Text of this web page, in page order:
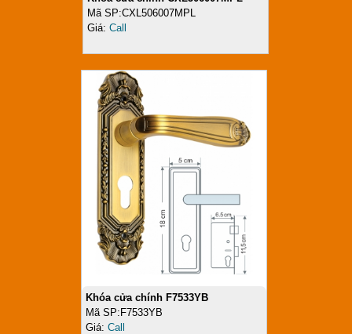
Mã SP:CXL506007MPL
Giá:Call
Khóa cửa chính F7533YB
Mã SP:F7533YB
Giá: Call